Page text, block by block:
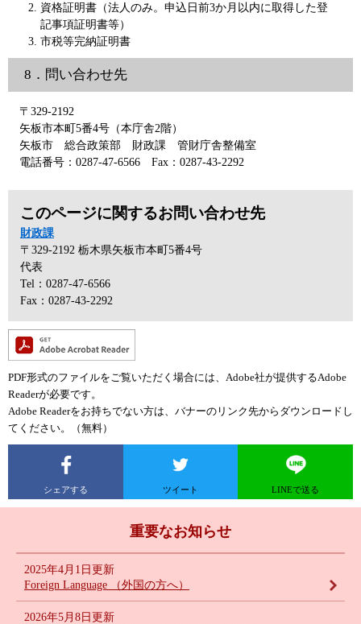
資格証明書（法人のみ。申込日前3か月以内に取得した登
記事項証明書等）
市税等完納証明書
8．問い合わせ先
〒329-2192
矢板市本町5番4号（本庁舎2階）
矢板市 総合政策部 財政課 管財庁舎整備室
電話番号：0287-47-6566 Fax：0287-43-2292
このページに関するお問い合わせ先
財政課
〒329-2192 栃木県矢板市本町5番4号
代表
Tel：0287-47-6566
Fax：0287-43-2292
PDF形式のファイルをご覧いただく場合には、Adobe社が提供するAdobe
Readerが必要です。
Adobe Readerをお持ちでない方は、バナーのリンク先からダウンロードし
てください。（無料）
シェアする ツイート LINEで送る
重要なお知らせ
Foreign Language （外国の方へ）
2025年4月1日更新
2026年5月8日更新